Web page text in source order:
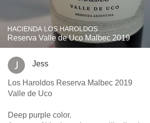
HACIENDA LOS HAROLDOS
Reserva Valle de Uco Malbec 2019
Jess
Los Haroldos Reserva Malbec 2019
Valle de Uco
Deep purple color.